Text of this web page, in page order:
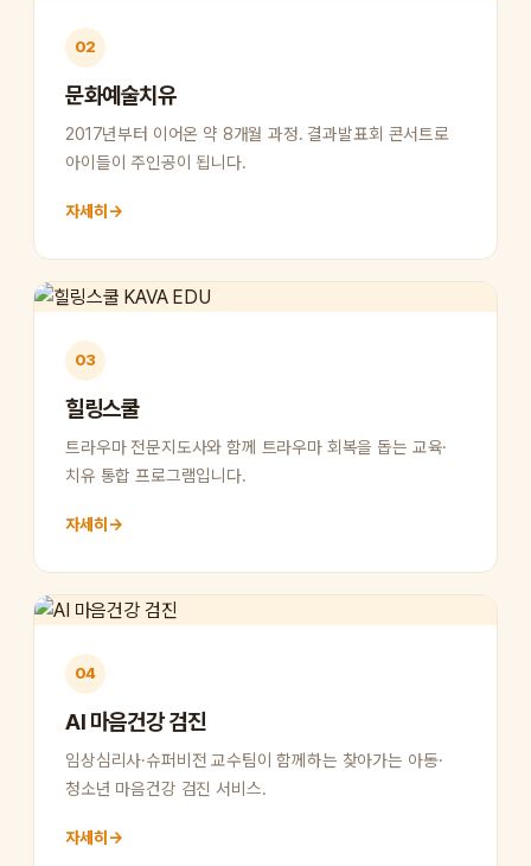
02
문화예술치유
2017년부터 이어온 약 8개월 과정. 결과발표회 콘서트로
아이들이 주인공이 됩니다.
자세히 →
03
힐링스쿨
트라우마 전문지도사와 함께 트라우마 회복을 돕는 교육·
치유 통합 프로그램입니다.
자세히 →
04
AI 마음건강 검진
임상심리사·슈퍼비전 교수팀이 함께하는 찾아가는 아동·
청소년 마음건강 검진 서비스.
자세히 →